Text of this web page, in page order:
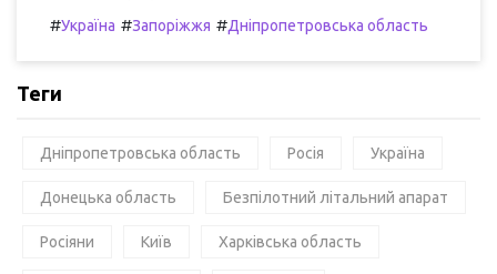
#Україна #Запоріжжя #Дніпропетровська область
Теги
Дніпропетровська область Росія Україна
Донецька область Безпілотний літальний апарат
Росіяни Київ Харківська область